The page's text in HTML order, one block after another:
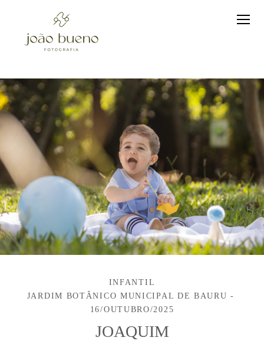
INFANTIL
JARDIM BOTÂNICO MUNICIPAL DE BAURU
16/OUTUBRO/2025
JOAQUIM